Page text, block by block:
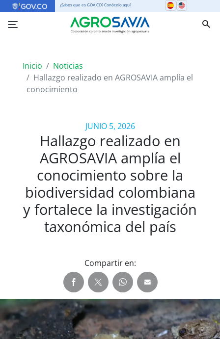
¿Sabes que es GOV.CO? Conócelo aquí
Corporación colombiana de investigación agropecuaria
Inicio
Noticias
Hallazgo realizado en AGROSAVIA amplía el
conocimiento
JUNIO 5, 2026
Hallazgo realizado en
AGROSAVIA amplía el
conocimiento sobre la
biodiversidad colombiana
y fortalece la investigación
taxonómica del país
Compartir en: